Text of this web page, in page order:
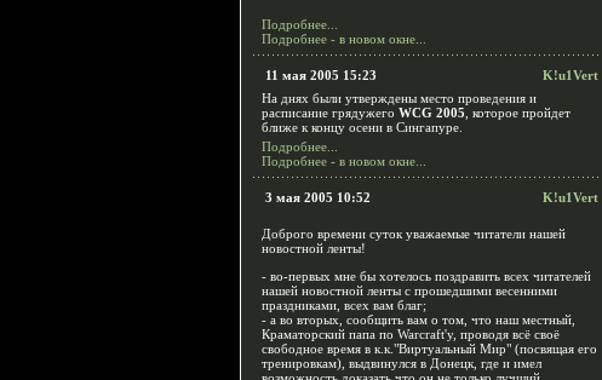
Подробнее...
Подробнее - в новом окне...
11 мая 2005 15:23
K!u1Vert
На днях были утверждены место проведения и
расписание грядужего WCG 2005 , которое пройдет
ближе к концу осени в Сингапуре.
Подробнее...
Подробнее - в новом окне...
3 мая 2005 10:52 K!u1Vert
Доброго времени суток уважаемые читатели нашей
новостной ленты!
- во-первых мне бы хотелось поздравить всех читателей
нашей новостной ленты с прошедшими весенними
праздниками, всех вам благ;
- а во вторых, сообщить вам о том, что наш местный,
Краматорский папа по Warcraft'у, проводя всё своё
свободное время в к.к."Виртуальный Мир" (посвящая его
тренировкам), выдвинулся в Донецк, где и имел